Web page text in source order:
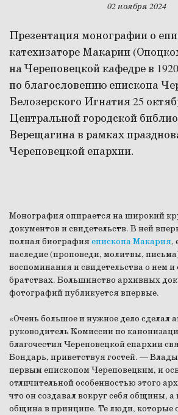
02 ноября 2024
Презентация монографии о
катехизаторе Макарии
на Череповецкой кафедре в
по благословению епископа
Белозерского Игнатия 25
Центральной городской
Верещагина в рамках
Череповецкой епархии.
Монография опирается на широкий
документов и свидетельств. В ней
полная биографияепископа Макария,
наследие (проповеди, молитвы,
воспоминания и свидетельства о нем
братствах. Большинство архивных
фотографий публикуется впервые.
«Очень большое и нужное дело сделал
руководитель Комиссии по
благочестия Череповецкой епархии
Бондарь, приветствуя гостей. —
первым епископом Череповецким, и
отличительной особенностью этого
что он создавал вокруг себя общины, а
община в принципе. Те люди, которые